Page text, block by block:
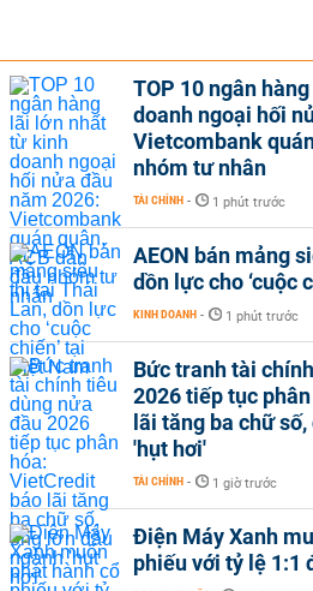
TOP 10 ngân
doanh ngoại hối
Vietcombank
nhóm tư nhân
TÀI CHÍNH - 1 phút trước
AEON bán mảng
dồn lực cho ‘cuộc
KINH DOANH - 1 phút trước
Bức tranh tài
2026 tiếp tục
lãi tăng ba chữ
'hụt hơi'
TÀI CHÍNH - 1 giờ trước
Điện Máy Xanh
phiếu với tỷ lệ 1:1